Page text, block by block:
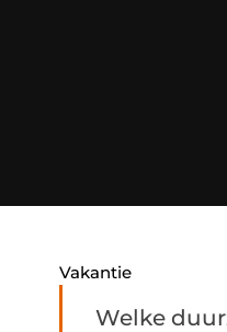
Vakantie
Welke